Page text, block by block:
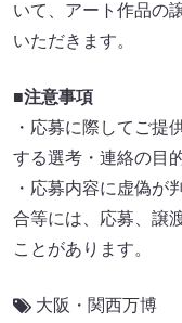
いて、アート作品の
いただきます。
■注意事項
・応募に際してご提
する選考・連絡の目
・応募内容に虚偽が
合等には、応募、譲
ことがあります。
大阪・関西万博